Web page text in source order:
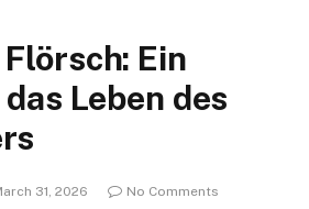
Ein
Leben des
31, 2026
No Comments